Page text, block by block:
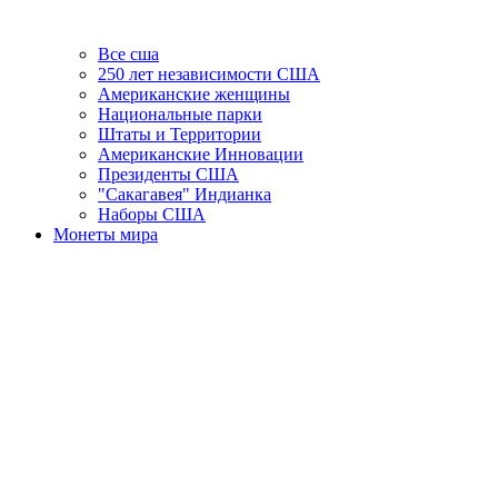
Все сша
250 лет независимости США
Американские женщины
Национальные парки
Штаты и Территории
Американские Инновации
Президенты США
"Сакагавея" Индианка
Наборы США
Монеты мира